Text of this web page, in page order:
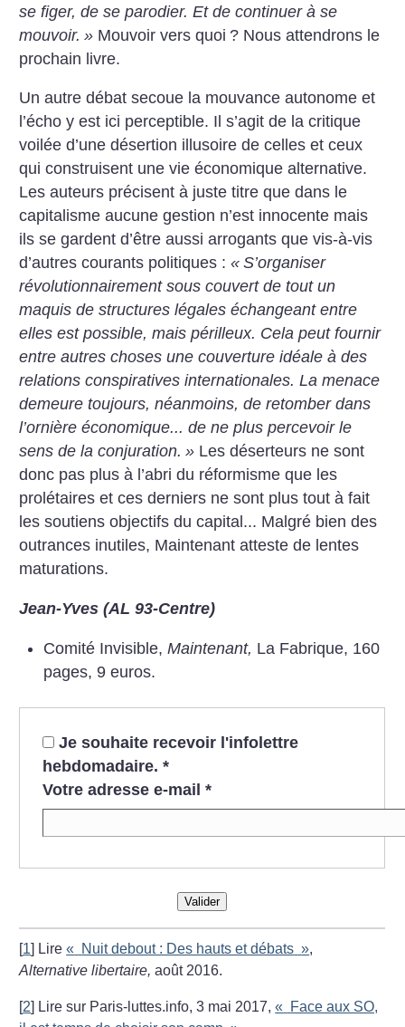
se figer, de se parodier. Et de continuer à se
mouvoir. » Mouvoir vers quoi ? Nous attendrons le
prochain livre.
Un autre débat secoue la mouvance autonome et
l’écho y est ici perceptible. Il s’agit de la critique
voilée d’une désertion illusoire de celles et ceux
qui construisent une vie économique alternative.
Les auteurs précisent à juste titre que dans le
capitalisme aucune gestion n’est innocente mais
ils se gardent d’être aussi arrogants que vis-à-vis
d’autres courants politiques :« S’organiser
révolutionnairement sous couvert de tout un
maquis de structures légales échangeant entre
elles est possible, mais périlleux. Cela peut fournir
entre autres choses une couverture idéale à des
relations conspiratives internationales. La menace
demeure toujours, néanmoins, de retomber dans
l’ornière économique... de ne plus percevoir le
sens de la conjuration. » Les déserteurs ne sont
donc pas plus à l’abri du réformisme que les
prolétaires et ces derniers ne sont plus tout à fait
les soutiens objectifs du capital... Malgré bien des
outrances inutiles, Maintenant atteste de lentes
maturations.
Jean-Yves (AL 93-Centre)
Comité Invisible, Maintenant, La Fabrique, 160
pages, 9 euros.
Je souhaite recevoir l'infolettre
hebdomadaire. *
Votre adresse e-mail *
Valider
[1] Lire« Nuit debout : Des hauts et débats »,
Alternative libertaire, août 2016.
[2] Lire sur Paris-luttes.info, 3 mai 2017,«
Face aux SO,